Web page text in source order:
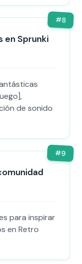
#8
en Sprunki
de sonido
#9
para inspirar
en Retro